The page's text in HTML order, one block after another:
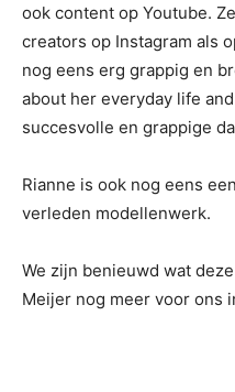
ook content op Youtube.
creators op Instagram als
nog eens erg grappig en
about her everyday life
succesvolle en grappige
Rianne is ook nog eens
verleden modellenwerk.
We zijn benieuwd wat
Meijer nog meer voor ons